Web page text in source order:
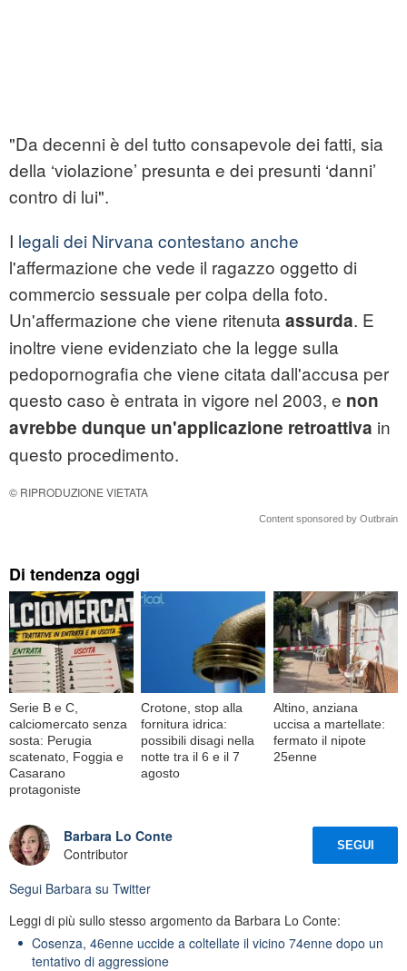
"Da decenni è del tutto consapevole dei fatti, sia
della ‘violazione’ presunta e dei presunti ‘danni’
contro di lui".
I legali dei Nirvana contestano anche
l'affermazione che vede il ragazzo oggetto di
commercio sessuale per colpa della foto.
Un'affermazione che viene ritenuta assurda. E
inoltre viene evidenziato che la legge sulla
pedopornografia che viene citata dall'accusa per
questo caso è entrata in vigore nel 2003, e non
avrebbe dunque un'applicazione retroattiva in
questo procedimento.
© RIPRODUZIONE VIETATA
Content sponsored by Outbrain
Di tendenza oggi
Serie B e C,
calciomercato senza
sosta: Perugia
scatenato, Foggia e
Casarano
protagoniste
Crotone, stop alla
fornitura idrica:
possibili disagi nella
notte tra il 6 e il 7
agosto
Altino, anziana
uccisa a martellate:
fermato il nipote
25enne
Barbara Lo Conte
Contributor
SEGUI
Segui Barbara su Twitter
Leggi di più sullo stesso argomento da Barbara Lo Conte:
Cosenza, 46enne uccide a coltellate il vicino 74enne dopo un
tentativo di aggressione